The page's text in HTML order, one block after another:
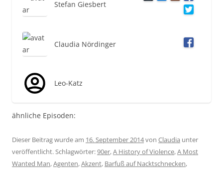
Stefan Giesbert
Claudia Nördinger
Leo-Katz
ähnliche Episoden:
Dieser Beitrag wurde am 16. September 2014von Claudia unter
veröffentlicht. Schlagwörter:90er,A History of Violence,A Most
Wanted Man,Agenten,Akzent, Barfuß auf Nacktschnecken,